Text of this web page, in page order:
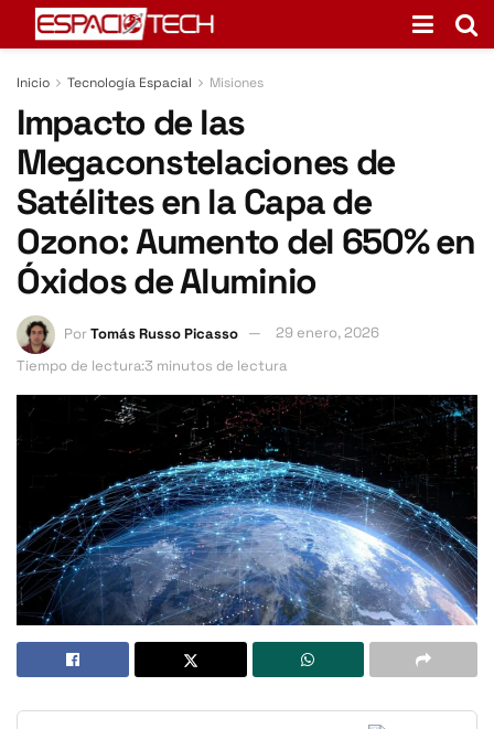
Inicio Tecnología Espacial Misiones
Impacto de las
Megaconstelaciones de
Satélites en la Capa de
Ozono: Aumento del 650% en
Óxidos de Aluminio
PorTomás Russo Picasso
29 enero, 2026
Tiempo de lectura:3 minutos de lectura